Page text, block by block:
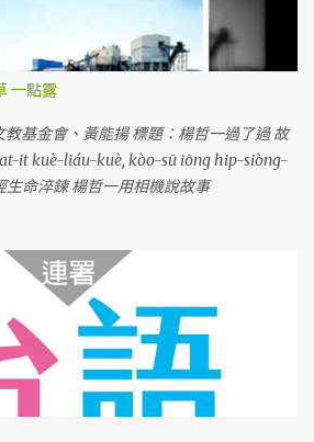
一點露
基金會、黃能揚 標題：楊哲一過了過 故
it kuè-liáu-kuè, kòo-sū iōng hip-siòng-
命淬鍊 楊哲一用相機說故事